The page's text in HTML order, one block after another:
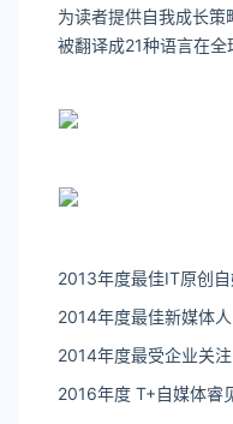
为读者提供自我成长策
被翻译成21种语言在全
2013年度最佳IT原创
2014年度最佳新媒体人
2014年度最受企业关
2016年度 T+自媒体睿